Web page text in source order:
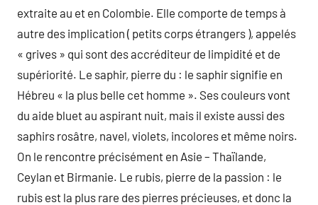
extraite au et en Colombie. Elle comporte de temps à
autre des implication ( petits corps étrangers ), appelés
« grives » qui sont des accréditeur de limpidité et de
supériorité. Le saphir, pierre du : le saphir signifie en
Hébreu « la plus belle cet homme ». Ses couleurs vont
du aide bluet au aspirant nuit, mais il existe aussi des
saphirs rosâtre, navel, violets, incolores et même noirs.
On le rencontre précisément en Asie – Thaïlande,
Ceylan et Birmanie. Le rubis, pierre de la passion : le
rubis est la plus rare des pierres précieuses, et donc la